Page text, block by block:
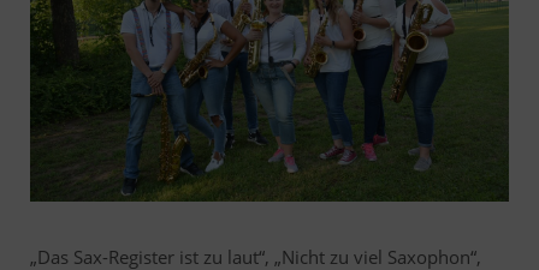
„Das Sax-Register ist zu laut“, „Nicht zu viel Saxophon“,